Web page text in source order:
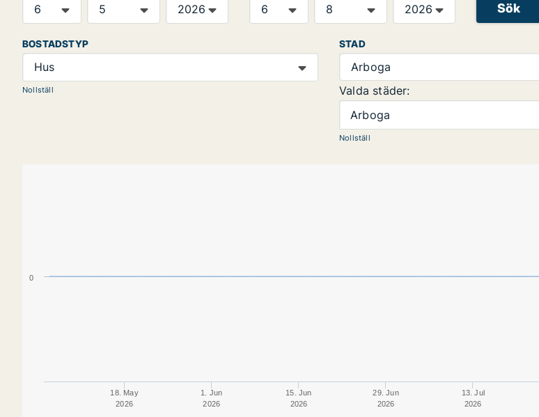
Sök
BOSTADSTYP
Hus
Nollställ
STAD
Arboga
Valda städer:
Arboga
Nollställ
18. May
2026
1. Jun
2026
15. Jun
2026
29. Jun
2026
13. Jul
2026
0